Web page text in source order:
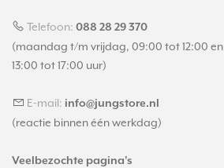
Telefoon: 088 28 29 370
(maandag t/m vrijdag, 09:00 tot 12:00 en
13:00 tot 17:00 uur)
E-mail: info@jungstore.nl
(reactie binnen één werkdag)
Veelbezochte pagina's